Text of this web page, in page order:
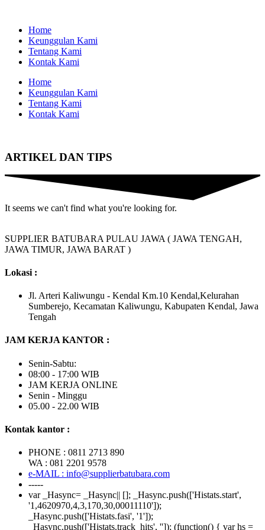
Home
Keunggulan Kami
Tentang Kami
Kontak Kami
Home
Keunggulan Kami
Tentang Kami
Kontak Kami
ARTIKEL DAN TIPS
It seems we can't find what you're looking for.
SUPPLIER BATUBARA PULAU JAWA ( JAWA TENGAH,
JAWA TIMUR, JAWA BARAT )
Lokasi :
Jl. Arteri Kaliwungu - Kendal Km.10 Kendal,Kelurahan
Sumberejo, Kecamatan Kaliwungu, Kabupaten Kendal, Jawa
Tengah
JAM KERJA KANTOR :
Senin-Sabtu:
08:00 - 17:00 WIB
JAM KERJA ONLINE
Senin - Minggu
05.00 - 22.00 WIB
Kontak kantor :
PHONE : 0811 2713 890
WA : 081 2201 9578
e-MAIL : info@supplierbatubara.com
-----
var _Hasync= _Hasync|| []; _Hasync.push(['Histats.start',
'1,4620970,4,3,170,30,00011110']);
_Hasync.push(['Histats.fasi', '1']);
_Hasync.push(['Histats.track_hits', '']); (function() { var hs =